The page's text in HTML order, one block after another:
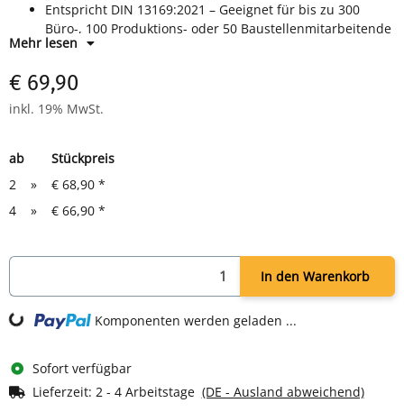
Entspricht DIN 13169:2021 – Geeignet für bis zu 300
Büro-, 100 Produktions- oder 50 Baustellenmitarbeitende
Abschließbar mit Sicherheitsschloss und 2 Schlüsseln
Flexibel montierbar: "Upside-Down" - Türanschlag rechts
oder links
Zur Wandmontage, inkl. Montageset (Schrauben & Dübel)
Außenmaß: H 455 × B 350 × T 150 mm
Symbolaufkleber, Montageset
Mehr lesen
€ 69,90
inkl. 19% MwSt.
ab
Stückpreis
2
» € 68,90 *
4
» € 66,90 *
In den Warenkorb
Komponenten werden geladen ...
Sofort verfügbar
Lieferzeit: 2 - 4 Arbeitstage (DE - Ausland abweichend)